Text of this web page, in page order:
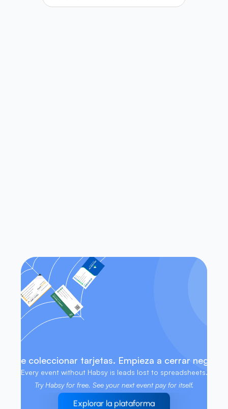
sin conexión a internet?
de coleccionar tarjetas. Empieza a cerrar
Try Habsy for free. See your next event pay for itself.
Explorar la plataforma